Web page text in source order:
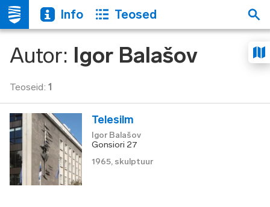
Info Teosed
Autor: Igor Balašov
Teoseid: 1
Telesilm
Igor Balašov
Gonsiori 27
1965, skulptuur